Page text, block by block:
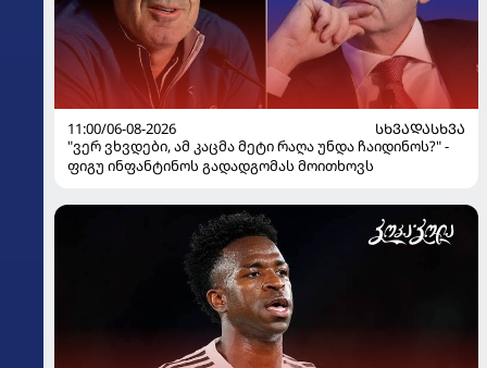
11:00/06-08-2026
ᲡᲮᲕᲐᲓᲐᲡᲮᲕᲐ
"ვერ ვხვდები, ამ კაცმა მეტი რაღა უნდა ჩაიდინოს?" -
ფიგუ ინფანტინოს გადადგომას მოითხოვს